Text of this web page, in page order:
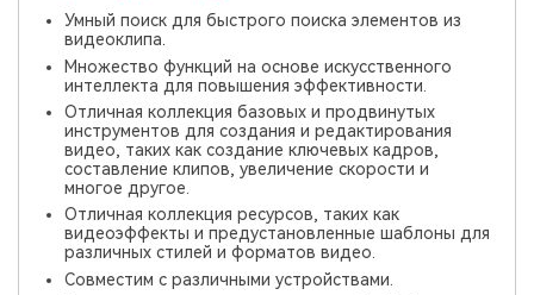
Умный поиск для быстрого поиска элементов из
видеоклипа.
Множество функций на основе искусственного
интеллекта для повышения эффективности.
Отличная коллекция базовых и продвинутых
инструментов для создания и редактирования
видео, таких как создание ключевых кадров,
составление клипов, увеличение скорости и
многое другое.
Отличная коллекция ресурсов, таких как
видеоэффекты и предустановленные шаблоны для
различных стилей и форматов видео.
Совместим с различными устройствами.